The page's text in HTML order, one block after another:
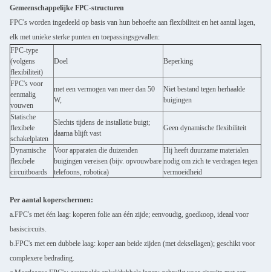
Gemeenschappelijke FPC-structuren
FPC's worden ingedeeld op basis van hun behoefte aan flexibiliteit en het aantal lagen,
elk met unieke sterke punten en toepassingsgevallen:
FPC-type
(volgens
flexibiliteit)
Doel Beperking
FPC's voor
eenmalig
vouwen
met een vermogen van meer dan 50
W,
Niet bestand tegen herhaalde
buigingen
Statische
flexibele
schakelplaten
Slechts tijdens de installatie buigt;
daarna blijft vast
Geen dynamische flexibiliteit
Dynamische
flexibele
circuitboards
Voor apparaten die duizenden
buigingen vereisen (bijv. opvouwbare
telefoons, robotica)
Hij heeft duurzame materialen
nodig om zich te verdragen tegen
vermoeidheid
Per aantal koperschermen:
a.FPC's met één laag: koperen folie aan één zijde; eenvoudig, goedkoop, ideaal voor
basiscircuits.
b.FPC's met een dubbele laag: koper aan beide zijden (met deksellagen); geschikt voor
complexere bedrading.